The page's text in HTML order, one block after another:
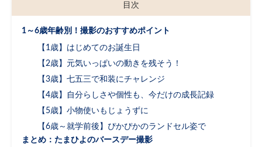
目次
1～6歳年齢別！撮影のおすすめポイント
【1歳】はじめてのお誕生日
【2歳】元気いっぱいの動きを残そう！
【3歳】七五三で和装にチャレンジ
【4歳】自分らしさや個性も、今だけの成長記録
【5歳】小物使いもじょうずに
【6歳～就学前後】ぴかぴかのランドセル姿で
まとめ：たまひよのバースデー撮影